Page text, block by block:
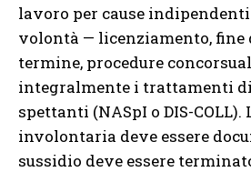
lavoro per cause
volontà — licenziamento, fine
termine, procedure
integralmente i trattamenti
spettanti (NASpI o DIS-
involontaria deve essere
sussidio deve essere